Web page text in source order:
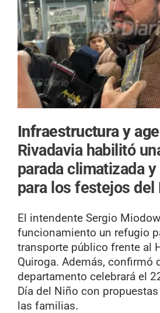
Infraestructura y
Rivadavia habilitó
parada climatizada
para los festejos del
El intendente Sergio
funcionamiento un refugio
transporte público frente al
Quiroga. Además, confirmó
departamento celebrará el
Día del Niño con
las familias.